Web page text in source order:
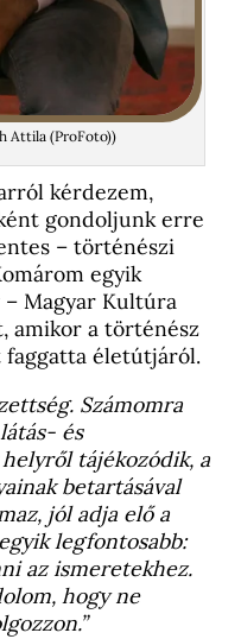
Attila (ProFoto))
kérdezem,
gondoljunk erre
– történészi
egyik
– Magyar Kultúra
amikor a történész
faggatta életútjáról.
Számomra
és
tájékozódik, a
betartásával
jól adja elő a
legfontosabb:
az ismeretekhez.
hogy ne